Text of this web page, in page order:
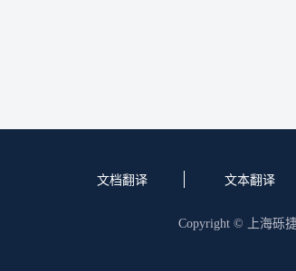
文档翻译 文本翻译
Copyright © 上海砾